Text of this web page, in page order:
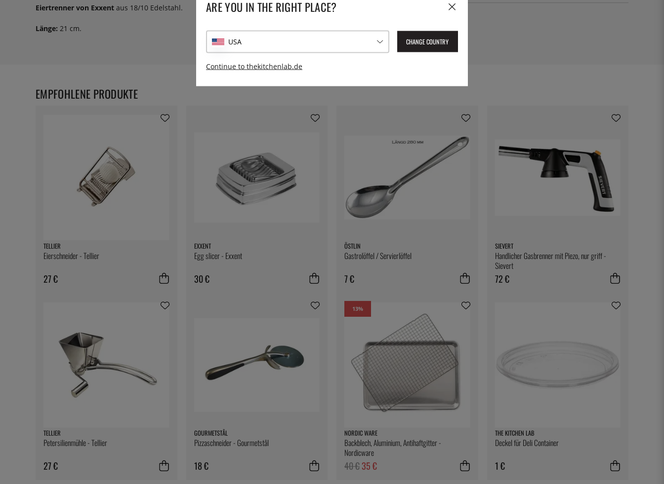
Eiertrenner von Exxent aus 18/10 Edelstahl.
Länge: 21 cm.
TELLIER
Eierschneider - Tellier
27 €
EXXENT
Egg slicer - Exxent
30 €
ÖSTLIN
Gastrolöffel / Servierlöffel
7 €
SIEVERT
Handlicher Gasbrenner mit Piezo, nur griff -
Sievert
72 €
TELLIER
Petersilienmühle - Tellier
27 €
GOURMETSTÅL
Pizzaschneider - Gourmetstål
18 €
13%
NORDIC WARE
Backblech, Aluminium, Antihaftgitter -
Nordicware
40 €35 €
THE KITCHEN LAB
Deckel für Deli Container
1 €
EMPFOHLENE PRODUKTE
ARE YOU IN THE RIGHT PLACE?
USA CHANGE COUNTRY
Continue to thekitchenlab.de